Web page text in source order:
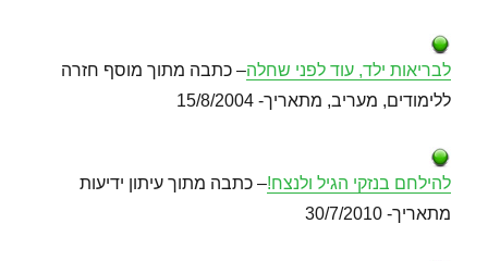
לבריאות ילד, עוד לפני שחלה– כתבה מתוך מוסף חזרה
ללימודים, מעריב, מתאריך- 15/8/2004
להילחם בנזקי הגיל ולנצח!– כתבה מתוך עיתון ידיעות
מתאריך- 30/7/2010